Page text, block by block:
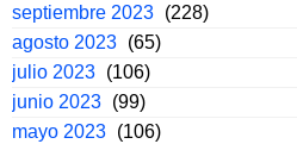
septiembre 2023 (228)
agosto 2023 (65)
julio 2023 (106)
junio 2023 (99)
mayo 2023 (106)